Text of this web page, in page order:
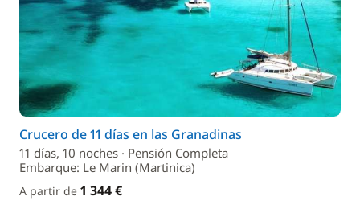
Crucero de 11 días en las Granadinas
11 días, 10 noches · Pensión Completa
Embarque: Le Marin (Martinica)
A partir de 1 344 €